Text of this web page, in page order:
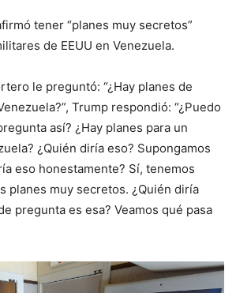
tener “planes muy secretos”
de EEUU en Venezuela.
le preguntó: “¿Hay planes de
Trump respondió: “¿Puedo
así? ¿Hay planes para un
¿Quién diría eso? Supongamos
eso honestamente? Sí, tenemos
planes muy secretos. ¿Quién diría
pregunta es esa? Veamos qué pasa